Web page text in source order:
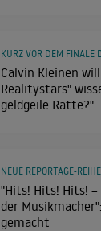
Calvin Kleinen
Realitystars"
geldgeile Ratte?"
KURZ VOR DEM FINALE
"Hits! Hits! Hits!
der
gemacht
NEUE REPORTAGE-